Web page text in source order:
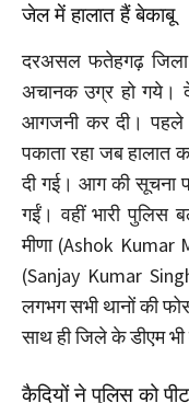
जेल में हालात हैं बेकाबू
दरअसल फतेहगढ़
अचानक उग्र हो गये।
आगजनी कर दी। पहले
पकाता रहा जब हालात
दी गई। आग की सूचना
गईं। वहीं भारी
मीणा (Ashok Kumar
(Sanjay Kumar
लगभग सभी थानों की
साथ ही जिले के डीएम
कैदियों ने पुलिस को